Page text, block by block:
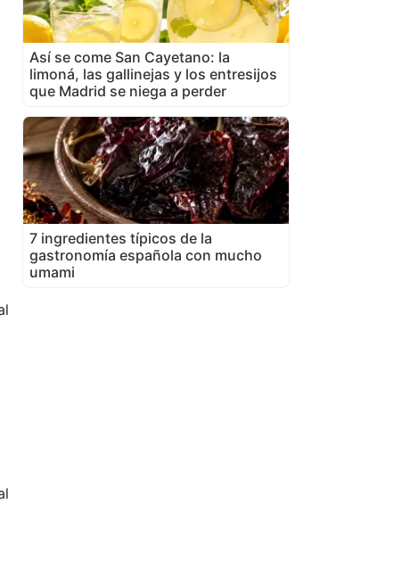
Así se come San Cayetano: la
limoná, las gallinejas y los entresijos
que Madrid se niega a perder
7 ingredientes típicos de la
gastronomía española con mucho
umami